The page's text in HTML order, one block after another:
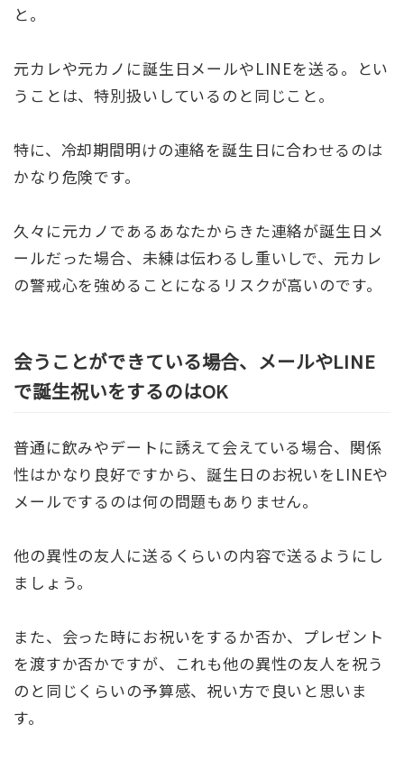
と。
元カレや元カノに誕生日メールやLINEを送る。とい
うことは、特別扱いしているのと同じこと。
特に、冷却期間明けの連絡を誕生日に合わせるのは
かなり危険です。
久々に元カノであるあなたからきた連絡が誕生日メ
ールだった場合、未練は伝わるし重いしで、元カレ
の警戒心を強めることになるリスクが高いのです。
会うことができている場合、メールやLINE
で誕生祝いをするのはOK
普通に飲みやデートに誘えて会えている場合、関係
性はかなり良好ですから、誕生日のお祝いをLINEや
メールでするのは何の問題もありません。
他の異性の友人に送るくらいの内容で送るようにし
ましょう。
また、会った時にお祝いをするか否か、プレゼント
を渡すか否かですが、これも他の異性の友人を祝う
のと同じくらいの予算感、祝い方で良いと思いま
す。